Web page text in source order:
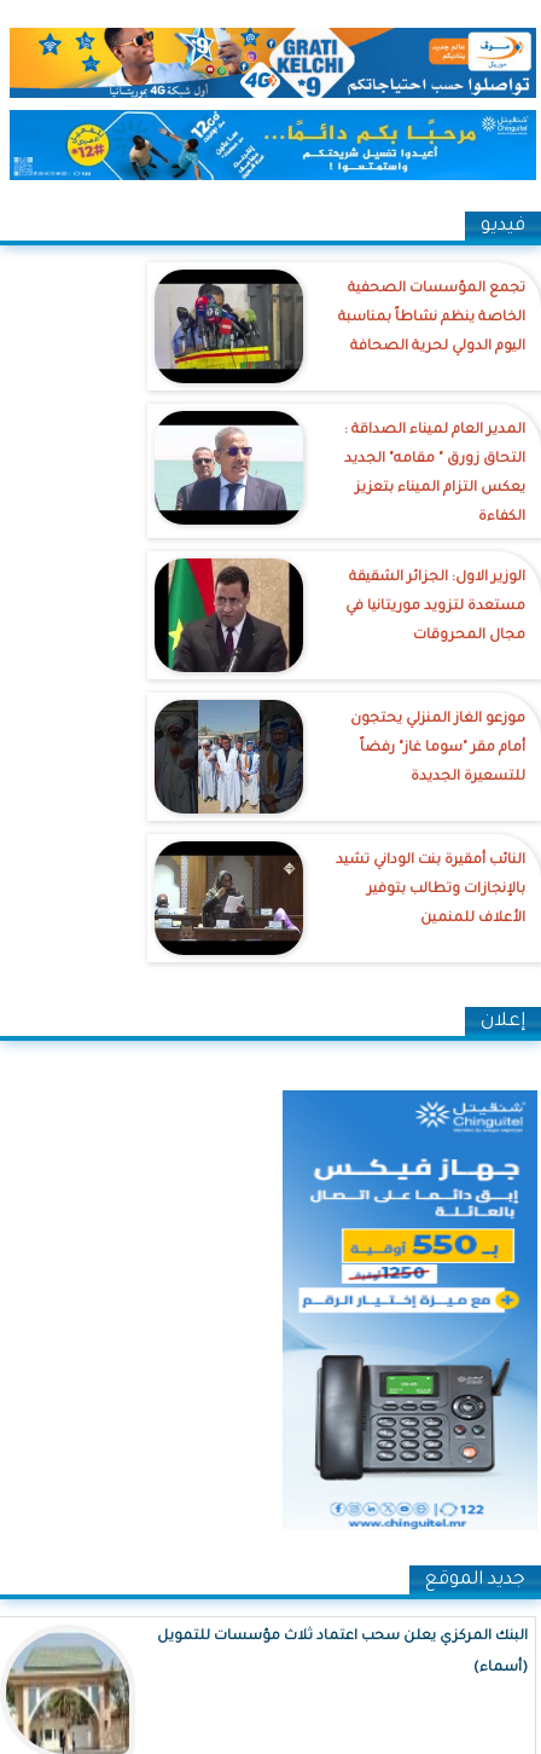
فيديو
تجمع المؤسسات الصحفية
الخاصة ينظم نشاطاً بمناسبة
اليوم الدولي لحرية الصحافة
‎المدير العام لميناء الصداقة :
التحاق زورق " مقامه" الجديد
يعكس التزام الميناء بتعزيز
الكفاءة
الوزير الاول: الجزائر الشقيقة
مستعدة لتزويد موريتانيا في
مجال المحروقات
موزعو الغاز المنزلي يحتجون
أمام مقر "سوما غاز" رفضاً
للتسعيرة الجديدة
النائب أمقيرة بنت الوداني تشيد
بالإنجازات وتطالب بتوفير
الأعلاف للمنمين
إعلان
جديد الموقع
البنك المركزي يعلن سحب اعتماد ثلاث مؤسسات للتمويل
(أسماء)